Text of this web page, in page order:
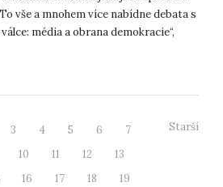
vše a mnohem více nabídne debata s
média a obrana demokracie“,
3 4 5 6
7
10 11 12
13
16 17 18
19
Starší